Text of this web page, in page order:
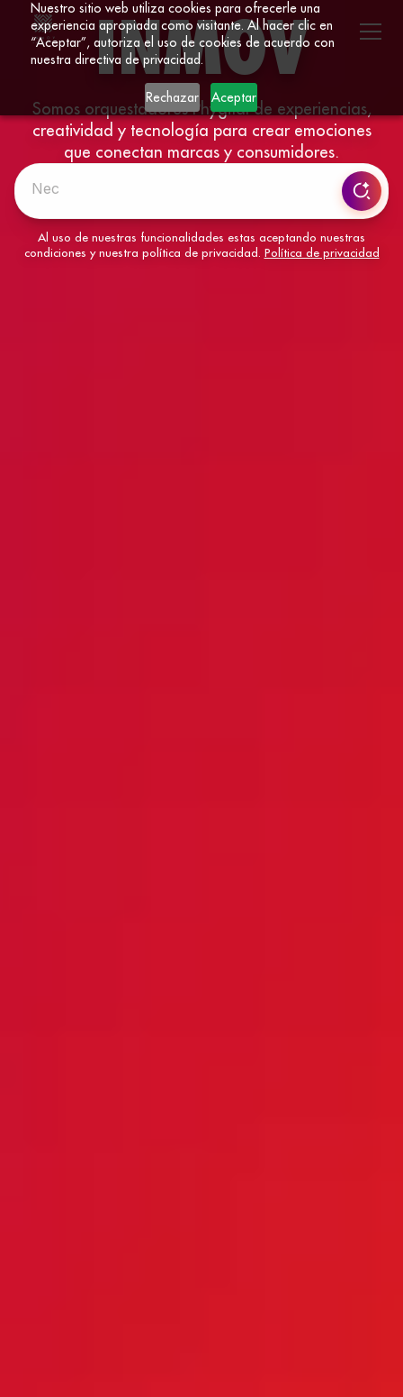
Nuestro sitio web utiliza cookies para ofrecerle una
experiencia apropiada como visitante. Al hacer clic en
“Aceptar”, autoriza el uso de cookies de acuerdo con
nuestra directiva de privacidad.
Rechazar Aceptar
INMOV
Somos orquestadores Phygital de experiencias,
creatividad y tecnología para crear emociones
que conectan marcas y consumidores.
Al uso de nuestras funcionalidades estas aceptando nuestras
condiciones y nuestra política de privacidad. Política de privacidad